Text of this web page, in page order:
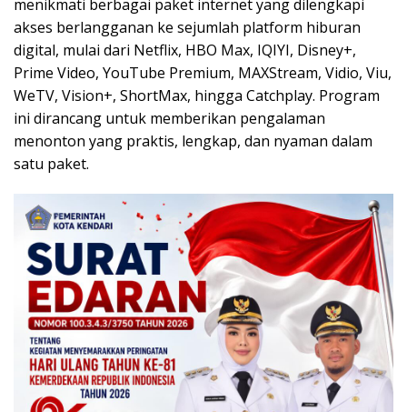
menikmati berbagai paket internet yang dilengkapi
akses berlangganan ke sejumlah platform hiburan
digital, mulai dari Netflix, HBO Max, IQIYI, Disney+,
Prime Video, YouTube Premium, MAXStream, Vidio, Viu,
WeTV, Vision+, ShortMax, hingga Catchplay. Program
ini dirancang untuk memberikan pengalaman
menonton yang praktis, lengkap, dan nyaman dalam
satu paket.